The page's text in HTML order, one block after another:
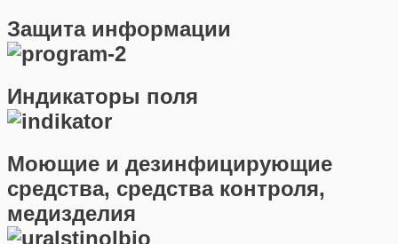
Защита информации
Индикаторы поля
Моющие и дезинфицирующие
средства, средства контроля,
медизделия